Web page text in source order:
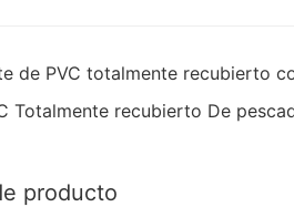
de PVC totalmente recubierto
Totalmente recubierto De
producto